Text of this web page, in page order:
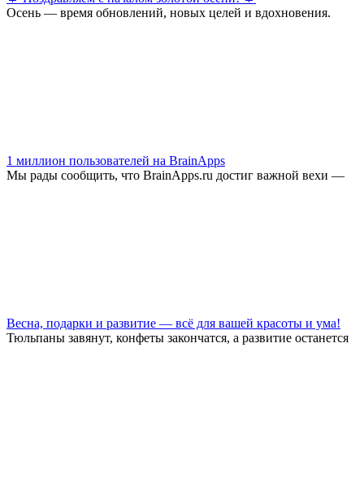
Осень — время обновлений, новых целей и вдохновения.
1 миллион пользователей на BrainApps
Мы рады сообщить, что BrainApps.ru достиг важной вехи —
Весна, подарки и развитие — всё для вашей красоты и ума!
Тюльпаны завянут, конфеты закончатся, а развитие останется